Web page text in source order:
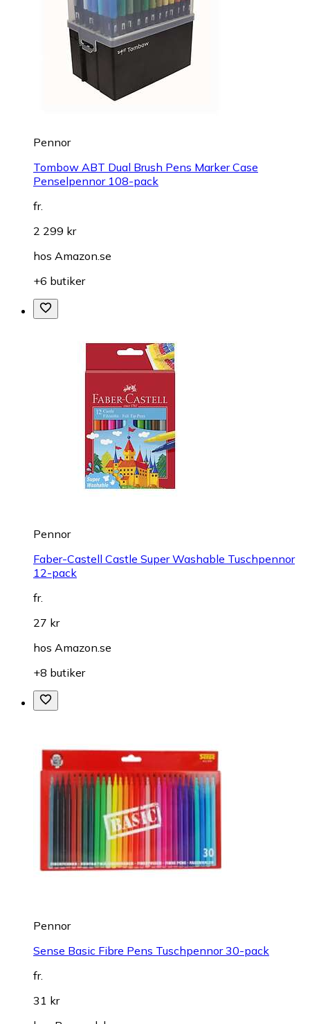
Pennor
Tombow ABT Dual Brush Pens Marker Case
Penselpennor 108-pack
fr.
2 299 kr
hos Amazon.se
+6 butiker
Pennor
Faber-Castell Castle Super Washable Tuschpennor
12-pack
fr.
27 kr
hos Amazon.se
+8 butiker
Pennor
Sense Basic Fibre Pens Tuschpennor 30-pack
fr.
31 kr